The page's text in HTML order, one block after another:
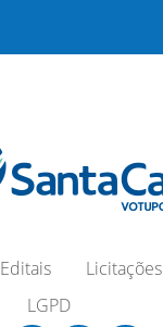
Editais
Licitações
LGPD